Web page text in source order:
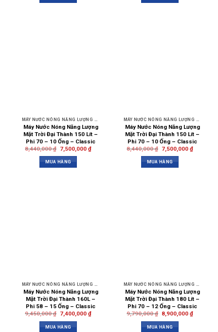
Máy Nước Nóng Năng Lượng
Mặt Trời Đại Thành 150 Lít –
Phi 70 – 10 Ống – Classic
8,440,000₫ 7,500,000 ₫
MUA HÀNG
Máy Nước Nóng Năng Lượng
Mặt Trời Đại Thành 150 Lít –
Phi 70 – 10 Ống – Classic
8,440,000₫ 7,500,000 ₫
MUA HÀNG
MÁY NƯỚC NÓNG NĂNG LƯỢNG MẶT TRỜI
Máy Nước Nóng Năng Lượng
Mặt Trời Đại Thành 160L –
Phi 58 – 15 Ống – Classic
9,450,000₫ 7,400,000 ₫
MUA HÀNG
MÁY NƯỚC NÓNG NĂNG LƯỢNG MẶT TRỜI
Máy Nước Nóng Năng Lượng
Mặt Trời Đại Thành 180 Lít –
Phi 70 – 12 Ống – Classic
9,790,000₫ 8,900,000 ₫
MUA HÀNG